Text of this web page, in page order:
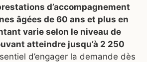
d’accompagnement
âgées de 60 ans et plus en
varie selon le niveau de
atteindre jusqu’à 2 250
d’engager la demande dès